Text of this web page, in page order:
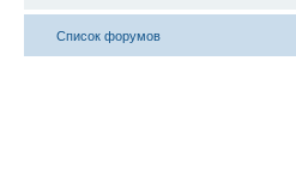
Список форумов